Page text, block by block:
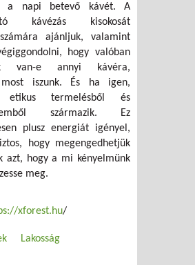
a napi betevő kávét. A
kávézás kisokosát
ajánljuk, valamint
hogy valóban
van-e annyi kávéra,
iszunk. És ha igen,
etikus termelésből és
származik. Ez
plusz energiát igényel,
hogy megengedhetjük
azt, hogy a mi kényelmünk
meg.
xforest.hu/
Lakosság